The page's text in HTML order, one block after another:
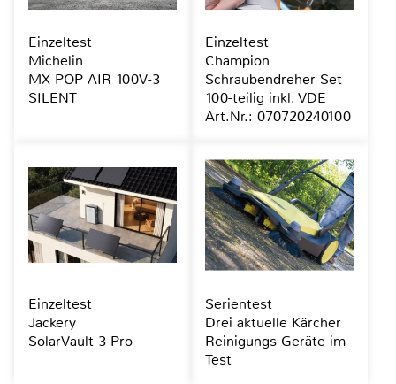
Einzeltest
Michelin
MX POP AIR 100V-3
SILENT
Einzeltest
Champion
Schraubendreher Set
100-teilig inkl. VDE
Art.Nr.: 070720240100
Einzeltest
Jackery
SolarVault 3 Pro
Serientest
Drei aktuelle Kärcher
Reinigungs-Geräte im
Test